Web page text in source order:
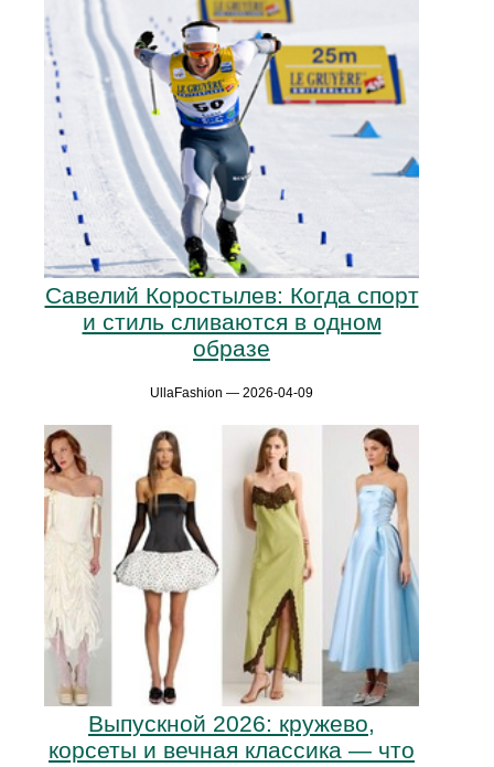
Савелий Коростылев: Когда спорт
и стиль сливаются в одном
образе
UllaFashion — 2026-04-09
Выпускной 2026: кружево,
корсеты и вечная классика — что